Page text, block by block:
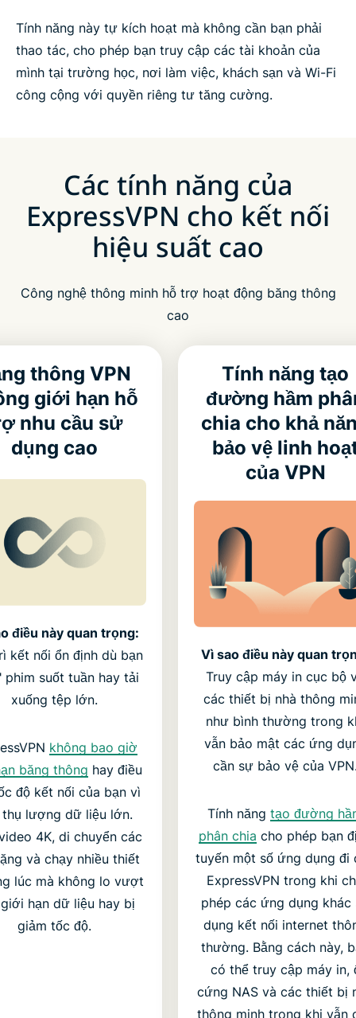
Tính năng này tự kích hoạt mà không cần bạn phải
thao tác, cho phép bạn truy cập các tài khoản của
mình tại trường học, nơi làm việc, khách sạn và Wi-Fi
công cộng với quyền riêng tư tăng cường.
Các tính năng của
ExpressVPN cho kết nối
hiệu suất cao
Công nghệ thông minh hỗ trợ hoạt động băng thông
cao
thông VPN
giới hạn hỗ
nhu cầu sử
dụng cao
điều này quan trọng:
kết nối ổn định dù bạn
phim suốt tuần hay tải
xuống tệp lớn.
không bao giờ
băng thông hay điều
độ kết nối của bạn vì
lượng dữ liệu lớn.
4K, di chuyển các
và chạy nhiều thiết
lúc mà không lo vượt
hạn dữ liệu hay bị
giảm tốc độ.
Tính năng tạo
đường hầm
chia cho khả
bảo vệ linh
của VPN
Vì sao điều này quan
Truy cập máy in cục bộ
các thiết bị nhà thông
như bình thường trong
vẫn bảo mật các ứng
cần sự bảo vệ của
Tính năng tạo đường
phân chia cho phép bạn
tuyến một số ứng dụng đi
ExpressVPN trong khi
phép các ứng dụng khác
dụng kết nối internet
thường. Bằng cách này,
có thể truy cập máy in,
cứng NAS và các thiết bị
thông minh trong khi vẫn